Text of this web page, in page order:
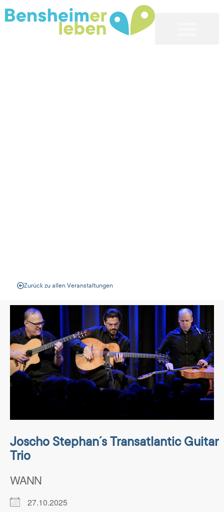
Zurück zu allen Veranstaltungen
Joscho Stephan´s Transatlantic Guitar
Trio
WANN
27.10.2025